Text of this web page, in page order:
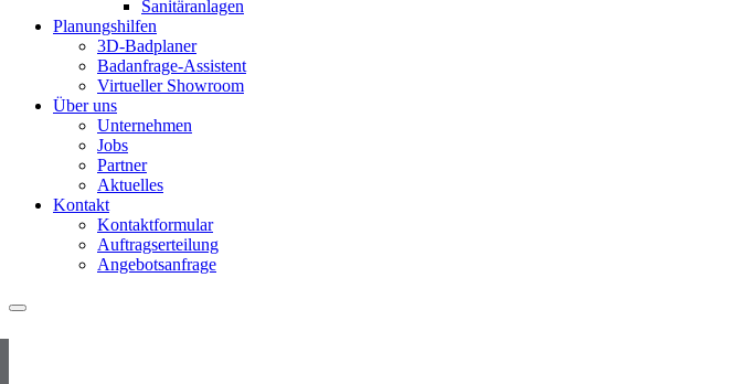
Sanitäranlagen
Planungshilfen
3D-Badplaner
Badanfrage-Assistent
Virtueller Showroom
Über uns
Unternehmen
Jobs
Partner
Aktuelles
Kontakt
Kontaktformular
Auftragserteilung
Angebotsanfrage